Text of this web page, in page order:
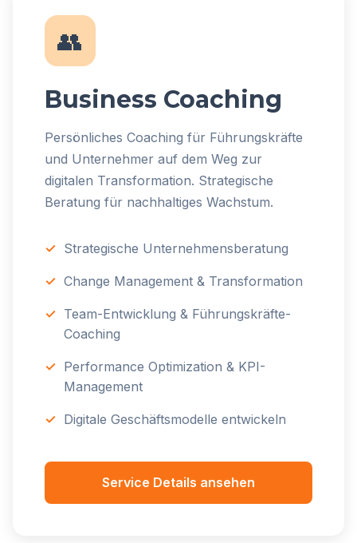
👥
Business Coaching
Persönliches Coaching für Führungskräfte
und Unternehmer auf dem Weg zur
digitalen Transformation. Strategische
Beratung für nachhaltiges Wachstum.
Strategische Unternehmensberatung
Change Management & Transformation
Team-Entwicklung & Führungskräfte-
Coaching
Performance Optimization & KPI-
Management
Digitale Geschäftsmodelle entwickeln
Service Details ansehen